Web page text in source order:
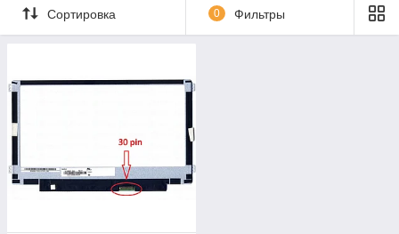
Сортировка 0 Фильтры